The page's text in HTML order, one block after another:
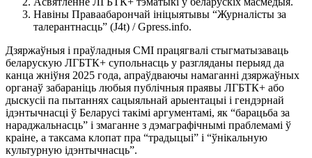
Навіны Праваабарончай ініцыятывы “Журналісты за
талерантнасць” (J4t) / Gpress.info.
Дзяржаўныя і праўладныя СМІ працягвалі стыгматызаваць
беларускую ЛГБТК+ супольнасць у разгляданы перыяд да
канца жніўня 2025 года, апраўдваючы намаганні дзяржаўных
органаў забараніць любыя публічныя праявы ЛГБТК+ або
дыскусіі па пытаннях сацыяльнай арыентацыі і гендэрнай
ідэнтычнасці ў Беларусі такімі аргументамі, як “барацьба за
нараджальнасць” і змаганне з дэмаграфічнымі праблемамі ў
краіне, а таксама клопат пра “традыцыі” і “ўнікальную
культурную ідэнтычнасць”.